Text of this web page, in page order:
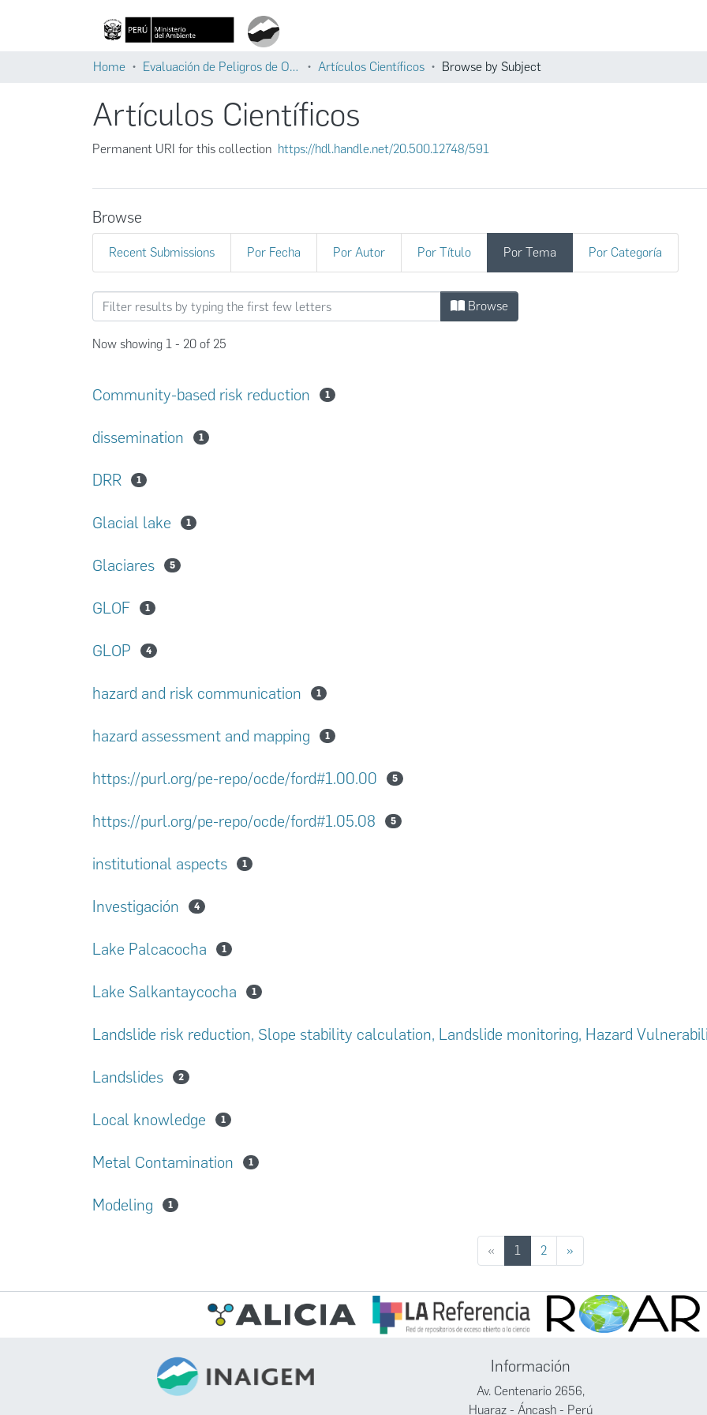
Home Evaluación de Peligros de Origen Glaciar Artículos Científicos Browse by Subject
Artículos Científicos
Permanent URI for this collection https://hdl.handle.net/20.500.12748/591
Browse
Recent Submissions Por Fecha Por Autor Por Título Por Tema Por Categoría
Browsing Artículos Científicos by SubjectBrowse
Now showing 1 - 20 of 25
Community-based risk reduction 1
dissemination 1
DRR 1
Glacial lake 1
Glaciares 5
GLOF 1
GLOP 4
hazard and risk communication 1
hazard assessment and mapping 1
https://purl.org/pe-repo/ocde/ford#1.00.00 5
https://purl.org/pe-repo/ocde/ford#1.05.08 5
institutional aspects 1
Investigación 4
Lake Palcacocha 1
Lake Salkantaycocha 1
Landslide risk reduction, Slope stability calculation, Landslide monitoring, Hazard
Landslides 2
Local knowledge 1
Metal Contamination 1
Modeling 1
« 1 (current)
2 »
Información
Av. Centenario 2656,
Huaraz - Áncash - Perú